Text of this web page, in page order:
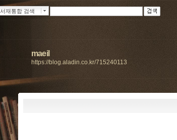
서재통합 검색
maeil
https://blog.aladin.co.kr/715240113